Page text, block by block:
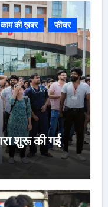
काम की ख़बर फीचर
शुरू की गई